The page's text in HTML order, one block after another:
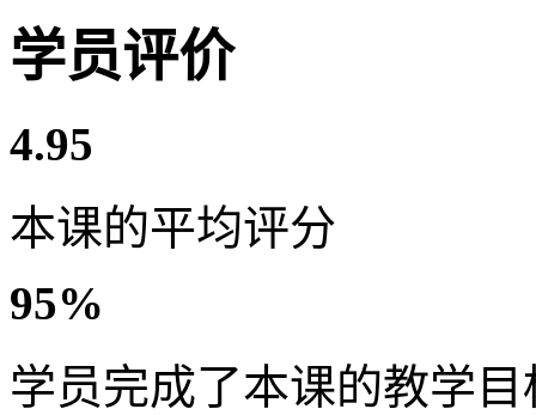
学员评价
4.95
本课的平均评分
95%
学员完成了本课的教学目